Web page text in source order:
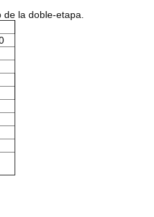
la doble-etapa.